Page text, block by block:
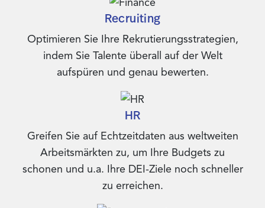
Recruiting
Optimieren Sie Ihre Rekrutierungsstrategien,
indem Sie Talente überall auf der Welt
aufspüren und genau bewerten.
HR
Greifen Sie auf Echtzeitdaten aus weltweiten
Arbeitsmärkten zu, um Ihre Budgets zu
schonen und u.a. Ihre DEI-Ziele noch schneller
zu erreichen.